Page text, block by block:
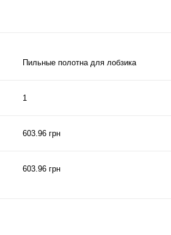
Пильные полотна для лобзика
1
603.96 грн
603.96 грн